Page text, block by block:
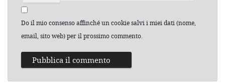
Do il mio consenso affinché un cookie salvi i miei dati (nome,
email, sito web) per il prossimo commento.